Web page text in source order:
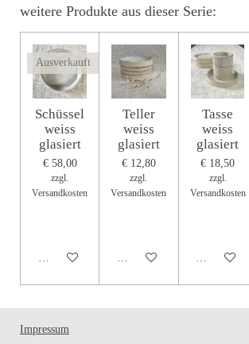
weitere Produkte aus dieser Serie:
Ausverkauft
Schüssel
weiss
glasiert
€ 58,00
zzgl.
Versandkosten
Bei Verfügbarkeit benachrichtigen
Teller
weiss
glasiert
€ 12,80
zzgl.
Versandkosten
In den Warenkorb
Tasse
weiss
glasiert
€ 18,50
zzgl.
Versandkosten
In den
Impressum